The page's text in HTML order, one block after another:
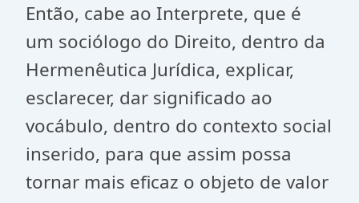
Então, cabe ao Interprete, que é
um sociólogo do Direito, dentro da
Hermenêutica Jurídica, explicar,
esclarecer, dar significado ao
vocábulo, dentro do contexto social
inserido, para que assim possa
tornar mais eficaz o objeto de valor